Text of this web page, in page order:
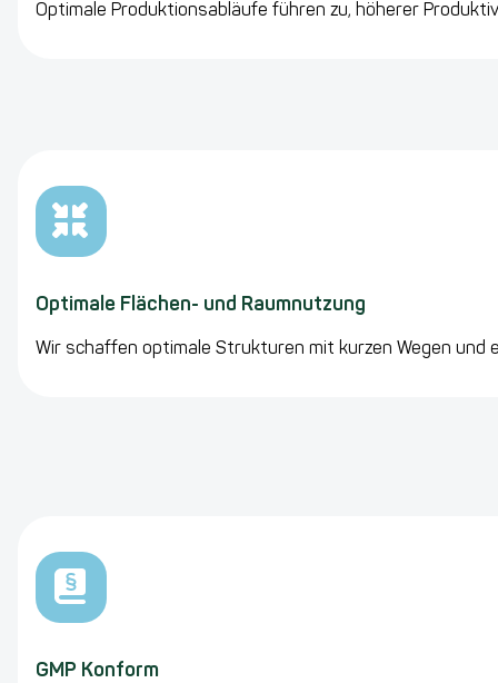
Optimale Produktionsabläufe führen zu, höherer
Optimale Flächen- und Raumnutzung
Wir schaffen optimale Strukturen mit kurzen Wegen
GMP Konform